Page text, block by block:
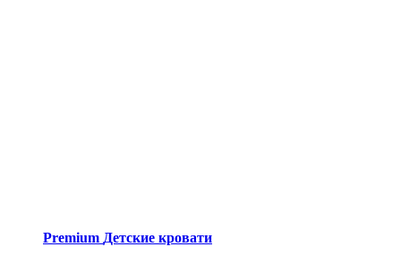
Premium Детские кровати